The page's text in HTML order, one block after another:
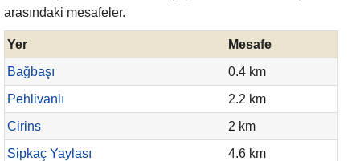
arasındaki mesafeler.
Yer
Mesafe
Bağbaşı
0.4 km
Pehlivanlı
2.2 km
Cirins
2 km
Sipkaç Yaylası
4.6 km